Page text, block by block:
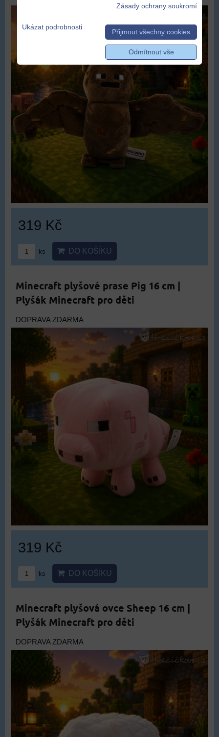
319 Kč
ks DO KOŠÍKU
Minecraft plyšové prase Pig 16 cm |
Plyšák Minecraft pro děti
DOPRAVA ZDARMA
319 Kč
ks DO KOŠÍKU
Minecraft plyšová ovce Sheep 16 cm |
Plyšák Minecraft pro děti
DOPRAVA ZDARMA
Zásady ochrany soukromí
Ukázat podrobnosti
Přijmout všechny cookies
Odmítnout vše